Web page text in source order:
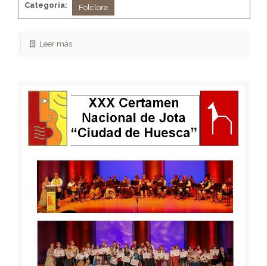
Categoria:
Folclore
Leer más